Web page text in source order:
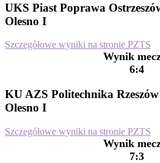
UKS Piast Poprawa
Olesno I
Szczegółowe wyniki na stronie PZTS
Wynik
6:4
KU AZS Politechnika
Olesno I
Szczegółowe wyniki na stronie PZTS
Wynik
7:3